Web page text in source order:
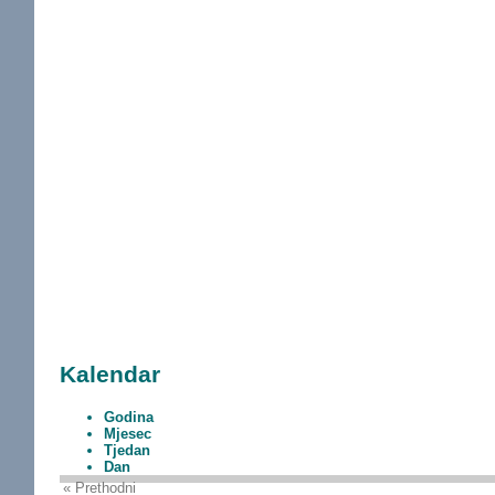
Kalendar
Godina
Mjesec
Tjedan
Dan
« Prethodni